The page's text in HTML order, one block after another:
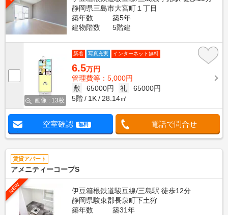
静岡県三島市大宮町１丁目
築年数
築5年
建物階数
5階建
画像 : 13枚
新着 写真充実 インターネット無料
6.5万円
管理費等：5,000円
敷
65000円 礼
65000円
5階
1K 28.14㎡
空室確認 無料 電話で問合せ
賃貸アパート
アメニティーコープS
NEW
伊豆箱根鉄道駿豆線/三島駅 徒歩12分
静岡県駿東郡長泉町下土狩
築年数
築31年